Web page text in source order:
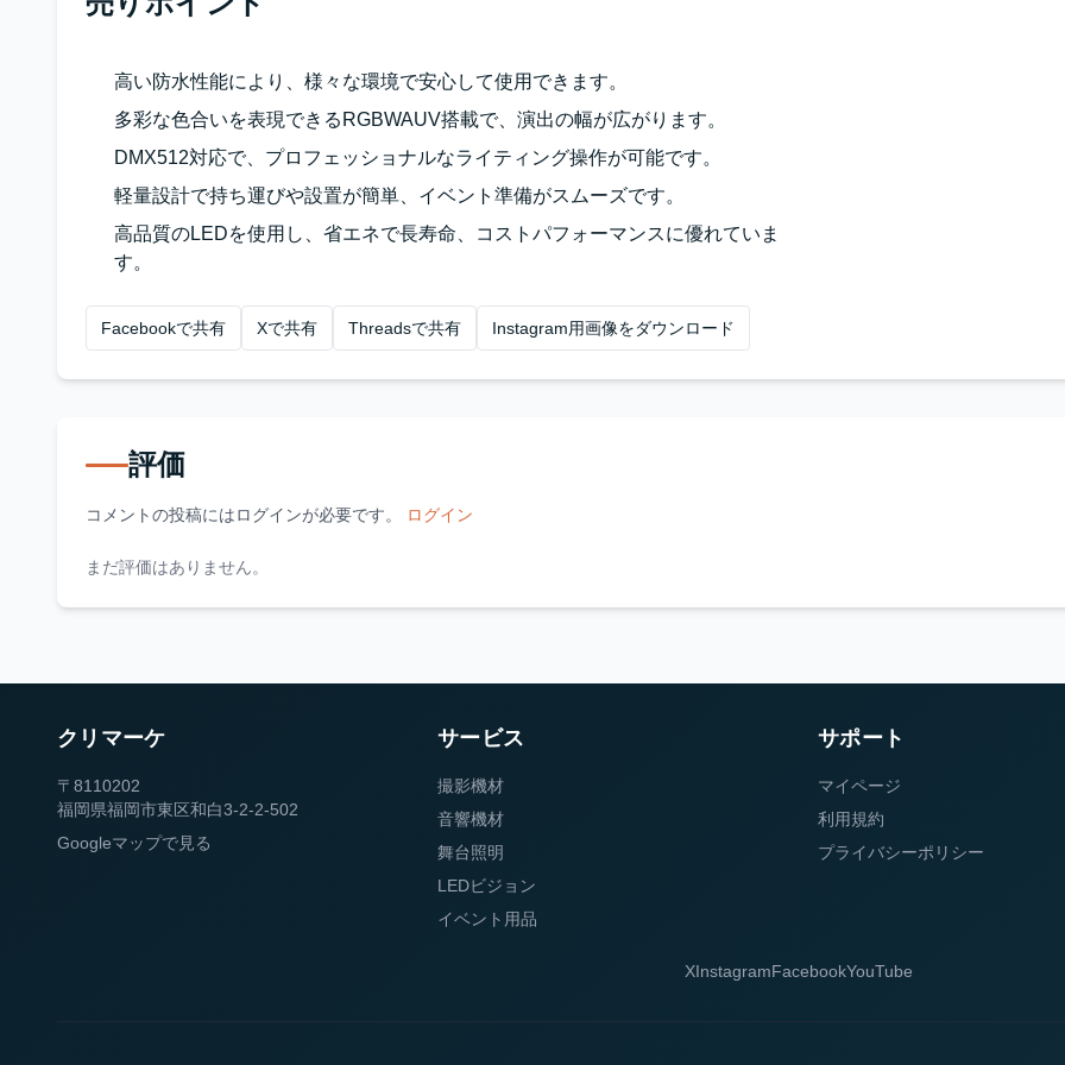
高い防水性能により、様々な環境で安心して使用できます。
多彩な色合いを表現できるRGBWAUV搭載で、演出の幅が広がります。
DMX512対応で、プロフェッショナルなライティング操作が可能です。
軽量設計で持ち運びや設置が簡単、イベント準備がスムーズです。
高品質のLEDを使用し、省エネで長寿命、コストパフォーマンスに優れていま
す。
Facebookで共有 Xで共有 Threadsで共有 Instagram用画像をダウンロード
評価
コメントの投稿にはログインが必要です。 ログイン
まだ評価はありません。
クリマーケ
〒8110202
福岡県福岡市東区和白3-2-2-502
Googleマップで見る
サービス
撮影機材
音響機材
舞台照明
LEDビジョン
イベント用品
サポート
マイページ
利用規約
プライバシーポリシー
XInstagramFacebookYouTube